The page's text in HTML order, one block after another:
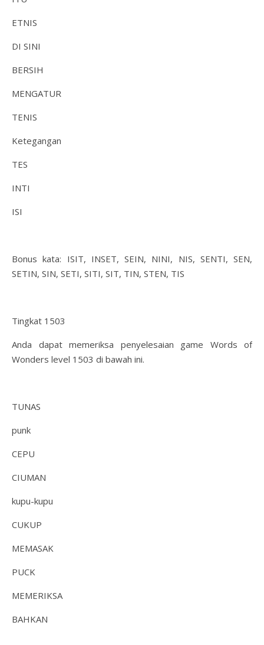
ETNIS
DI SINI
BERSIH
MENGATUR
TENIS
Ketegangan
TES
INTI
ISI
Bonus kata: ISIT, INSET, SEIN, NINI, NIS, SENTI, SEN,
SETIN, SIN, SETI, SITI, SIT, TIN, STEN, TIS
Tingkat 1503
Anda dapat memeriksa penyelesaian game Words of
Wonders level 1503 di bawah ini.
TUNAS
punk
CEPU
CIUMAN
kupu-kupu
CUKUP
MEMASAK
PUCK
MEMERIKSA
BAHKAN